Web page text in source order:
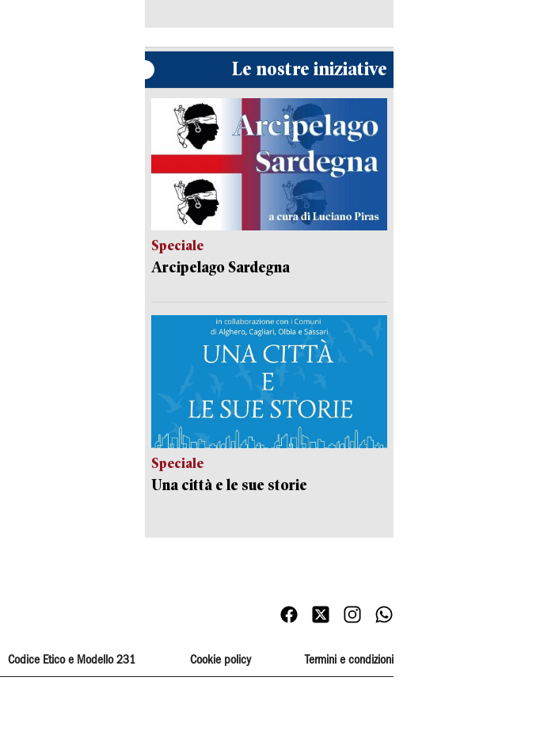
Le nostre iniziative
Speciale
Arcipelago Sardegna
Speciale
Una città e le sue storie
Codice Etico e Modello 231 Cookie policy Termini e condizioni